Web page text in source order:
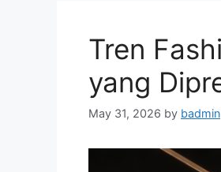
Tren
yang
May 31, 2026 by badmin